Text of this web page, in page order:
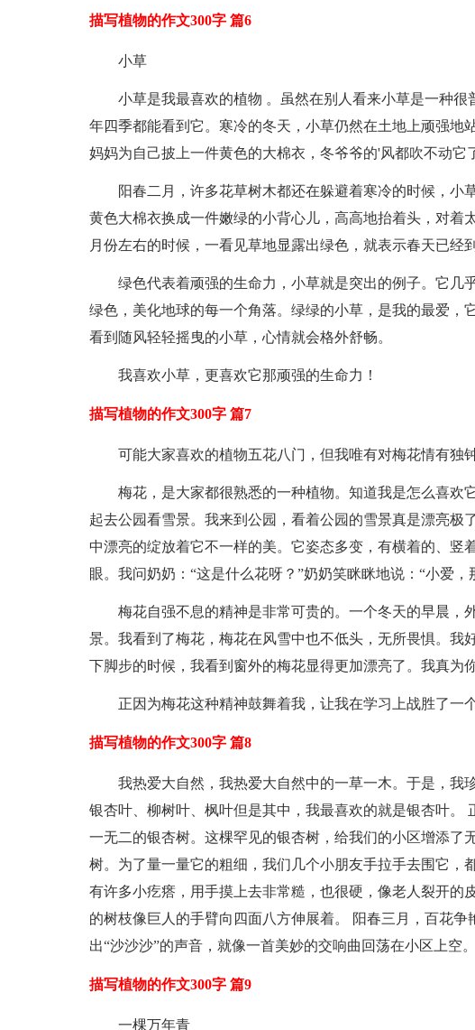
描写植物的作文300字 篇6
小草
小草是我最喜欢的植物 。虽然在别人看来小草是一种
年四季都能看到它。寒冷的冬天，小草仍然在土地上顽强地
妈妈为自己披上一件黄色的大棉衣，冬爷爷的'风都吹不动它
阳春二月，许多花草树木都还在躲避着寒冷的时候，小
黄色大棉衣换成一件嫩绿的小背心儿，高高地抬着头，对着
月份左右的时候，一看见草地显露出绿色，就表示春天已经到
绿色代表着顽强的生命力，小草就是突出的例子。它几
绿色，美化地球的每一个角落。绿绿的小草，是我的最爱，
看到随风轻轻摇曳的小草，心情就会格外舒畅。
我喜欢小草，更喜欢它那顽强的生命力！
描写植物的作文300字 篇7
可能大家喜欢的植物五花八门，但我唯有对梅花情有独钟
梅花，是大家都很熟悉的一种植物。知道我是怎么喜欢
起去公园看雪景。我来到公园，看着公园的雪景真是漂亮极
中漂亮的绽放着它不一样的美。它姿态多变，有横着的、竖
眼。我问奶奶：“这是什么花呀？”奶奶笑眯眯地说：“小爱，
梅花自强不息的精神是非常可贵的。一个冬天的早晨，
景。我看到了梅花，梅花在风雪中也不低头，无所畏惧。我
下脚步的时候，我看到窗外的梅花显得更加漂亮了。我真为
正因为梅花这种精神鼓舞着我，让我在学习上战胜了一
描写植物的作文300字 篇8
我热爱大自然，我热爱大自然中的一草一木。于是，我
银杏叶、柳树叶、枫叶但是其中，我最喜欢的就是银杏叶。
一无二的银杏树。这棵罕见的银杏树，给我们的小区增添了
树。为了量一量它的粗细，我们几个小朋友手拉手去围它，
有许多小疙瘩，用手摸上去非常糙，也很硬，像老人裂开的
的树枝像巨人的手臂向四面八方伸展着。 阳春三月，百花
出“沙沙沙”的声音，就像一首美妙的交响曲回荡在小区上空。
描写植物的作文300字 篇9
一棵万年青